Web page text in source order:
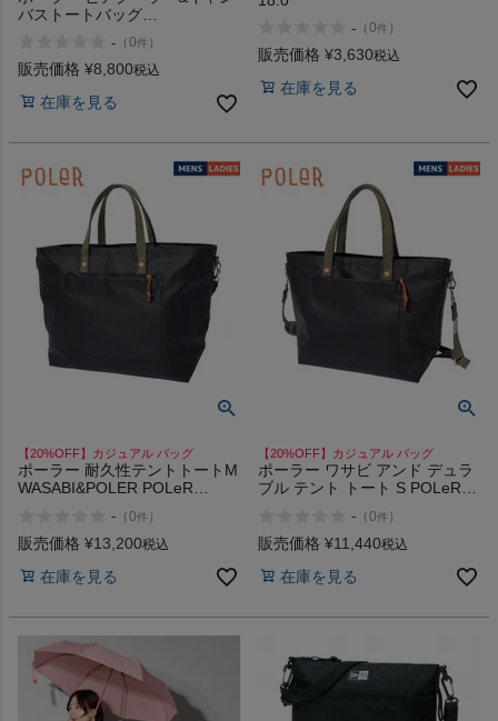
バストートバッグ
cooler&canvas tote bag
- （0件 ）
販売価格 ¥8,800税込
在庫を見る
- （0件 ）
販売価格 ¥3,630税込
在庫を見る
【20%OFF】カジュアル バッグ
ポーラー 耐久性テントトートM
WASABI&POLER POLeR
- （0件 ）
販売価格 ¥13,200税込
在庫を見る
【20%OFF】カジュアル バッグ
ポーラー ワサビ アンド デュラ
ブル テント トート S POLeR
- （0件 ）
販売価格 ¥11,440税込
在庫を見る